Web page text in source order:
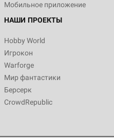
Мобильное приложение
НАШИ ПРОЕКТЫ
Hobby World
Игрокон
Warforge
Мир фантастики
Берсерк
CrowdRepublic